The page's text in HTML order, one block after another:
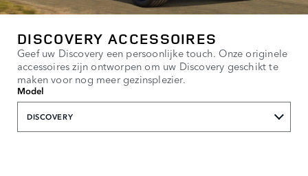
DISCOVERY ACCESSOIRES
Geef uw Discovery een persoonlijke touch. Onze originele
accessoires zijn ontworpen om uw Discovery geschikt te
maken voor nog meer gezinsplezier.
Model
DISCOVERY